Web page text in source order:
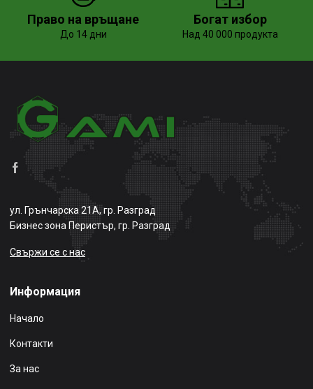
Право на връщане
До 14 дни
Богат избор
Над 40 000 продукта
ул. Грънчарска 21А, гр. Разград
Бизнес зона Перистър, гр. Разград
Свържи се с нас
Информация
Начало
Контакти
За нас